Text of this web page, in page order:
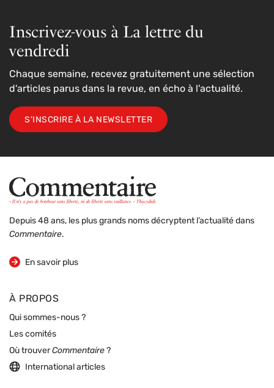
Inscrivez-vous à La lettre du
vendredi
Chaque semaine, recevez gratuitement une sélection
d'articles parus dans la revue, en écho à l'actualité.
S'INSCRIRE À LA NEWSLETTER
Depuis 48 ans, les plus grands noms décryptent l’actualité dans
Commentaire.
En savoir plus
sur la revue
À PROPOS
Qui sommes-nous ?
Les comités
Où trouverCommentaire ?
International articles